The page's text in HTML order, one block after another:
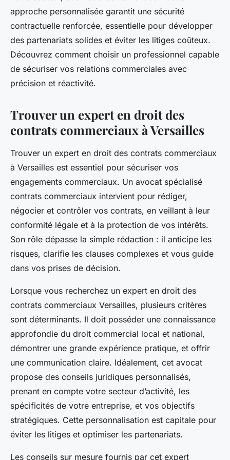
approche personnalisée garantit une sécurité
contractuelle renforcée, essentielle pour développer
des partenariats solides et éviter les litiges coûteux.
Découvrez comment choisir un professionnel capable
de sécuriser vos relations commerciales avec
précision et réactivité.
Trouver un expert en droit des
contrats commerciaux à Versailles
Trouver un expert en droit des contrats commerciaux
à Versailles est essentiel pour sécuriser vos
engagements commerciaux. Un avocat spécialisé
contrats commerciaux intervient pour rédiger,
négocier et contrôler vos contrats, en veillant à leur
conformité légale et à la protection de vos intérêts.
Son rôle dépasse la simple rédaction : il anticipe les
risques, clarifie les clauses complexes et vous guide
dans vos prises de décision.
Lorsque vous recherchez un expert en droit des
contrats commerciaux Versailles, plusieurs critères
sont déterminants. Il doit posséder une connaissance
approfondie du droit commercial local et national,
démontrer une grande expérience pratique, et offrir
une communication claire. Idéalement, cet avocat
propose des conseils juridiques personnalisés,
prenant en compte votre secteur d’activité, les
spécificités de votre entreprise, et vos objectifs
stratégiques. Cette personnalisation est capitale pour
éviter les litiges et optimiser les partenariats.
Les conseils sur mesure fournis par cet expert